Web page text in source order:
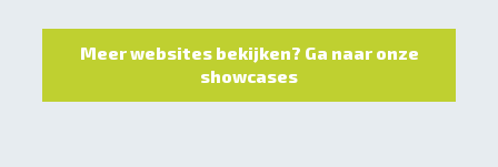
Meer websites bekijken? Ga naar onze
showcases